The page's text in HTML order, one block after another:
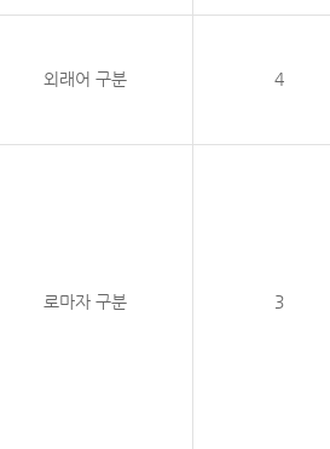
외래어 구분 4
로마자 구분 3